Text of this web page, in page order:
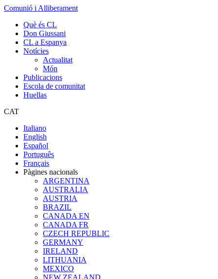
Comunió i Alliberament
Què és CL
Don Giussani
CL a Espanya
Notícies
Actualitat
Món
Publicacions
Escola de comunitat
Huellas
CAT
Italiano
English
Español
Português
Français
Pàgines nacionals
ARGENTINA
AUSTRALIA
AUSTRIA
BRAZIL
CANADA EN
CANADA FR
CZECH REPUBLIC
GERMANY
IRELAND
LITHUANIA
MEXICO
NEW ZEALAND